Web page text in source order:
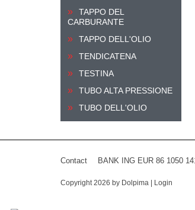
TAPPO DEL
CARBURANTE
TAPPO DELL'OLIO
TENDICATENA
TESTINA
TUBO ALTA PRESSIONE
TUBO DELL'OLIO
Contact BANK ING EUR 86 1050
Copyright 2026 by Dolpima Login